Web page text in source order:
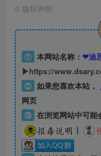
© 版权声明
① 本网站名称： ❤迪
▶https://
② 如果您喜欢本站，
网页
③ 在浏览网站中可能
|